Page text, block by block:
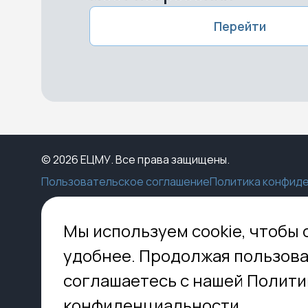
Перейти
© 2026 ЕЦМУ. Все права защищены.
Пользовательское соглашениеПолитика
Каталог Конструктор
Блог
Помощь
Контакты
Пункты выдачи
Оплата
Установка
Гид по кладбищам
8
Мы используем cookie, чтобы
удобнее. Продолжая
соглашаетесь с нашей